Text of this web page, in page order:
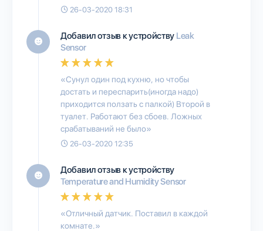
26-03-2020 18:31
Добавил отзыв к устройству Leak
Sensor
«Сунул один под кухню, но чтобы
достать и переспарить(иногда надо)
приходится ползать с палкой) Второй в
туалет. Работают без сбоев. Ложных
срабатываний не было»
26-03-2020 12:35
Добавил отзыв к устройству
Temperature and Humidity Sensor
«Отличный датчик. Поставил в каждой
комнате.»